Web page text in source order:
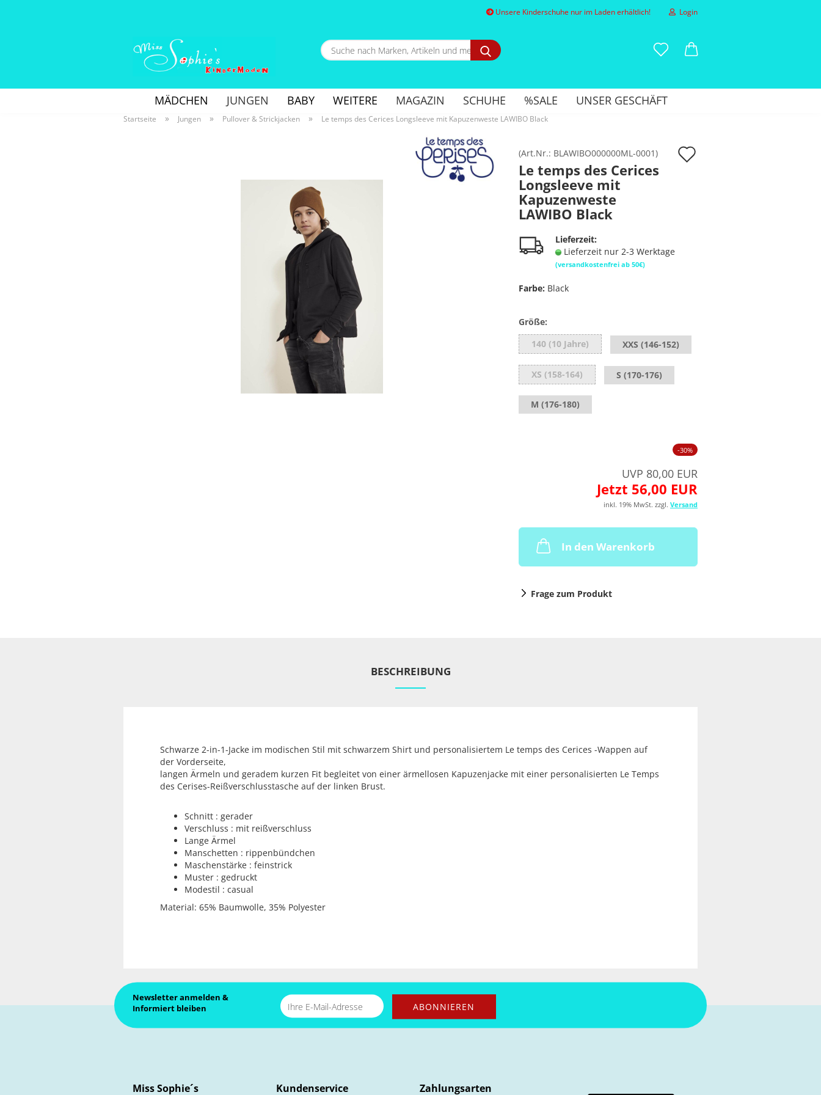
Unsere Kinderschuhe nur im Laden erhältlich! Login
Konto erstellen
Passwort vergessen?
Suche
nach
und
mehr...
MÄDCHEN JUNGEN BABY MAGAZIN SCHUHE %SALE UNSER GESCHÄFT
WEITERE
Startseite » Jungen » Pullover & Strickjacken » Le temps des Cerices Longsleeve mit Kapuzenweste LAWIBO Black
(Art.Nr.: BLAWIBO000000ML-0001)
Le temps des Cerices
Longsleeve mit
Kapuzenweste
LAWIBO Black
Lieferzeit:
Lieferzeit nur 2-3 Werktage
(versandkostenfrei ab 50€)
Farbe: Black
Größe:
140 (10 Jahre)
XXS (146-152)
XS (158-164) S (170-176)
M (176-180)
-30%
UVP 80,00 EUR
Jetzt 56,00 EUR
inkl. 19% MwSt. zzgl. Versand
In den Warenkorb
Frage zum Produkt
BESCHREIBUNG
Schwarze 2-in-1-Jacke im modischen Stil mit schwarzem Shirt und personalisiertem Le temps des Cerices -Wappen auf
der Vorderseite,
langen Ärmeln und geradem kurzen Fit begleitet von einer ärmellosen Kapuzenjacke mit einer personalisierten Le Temps
des Cerises-Reißverschlusstasche auf der linken Brust.
Schnitt : gerader
Verschluss : mit reißverschluss
Lange Ärmel
Manschetten : rippenbündchen
Maschenstärke : feinstrick
Muster : gedruckt
Modestil : casual
Material: 65% Baumwolle, 35% Polyester
Newsletter anmelden &
Informiert bleiben
Miss Sophie´s Kundenservice Zahlungsarten